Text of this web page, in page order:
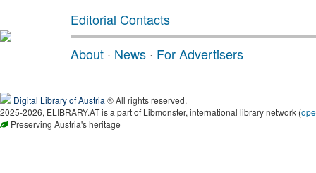
Editorial Contacts
About · News · For Advertisers
Digital Library of Austria ® All rights reserved.
2025-2026, ELIBRARY.AT is a part of Libmonster, international library network (
Preserving Austria's heritage